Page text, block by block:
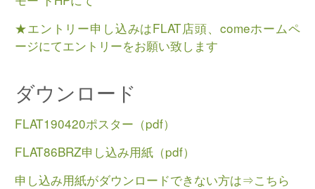
★エントリー申し込みはFLAT店頭、comeホームペ
ージにてエントリーをお願い致します
ダウンロード
FLAT190420ポスター（pdf）
FLAT86BRZ申し込み用紙（pdf）
申し込み用紙がダウンロードできない方は⇒こちら